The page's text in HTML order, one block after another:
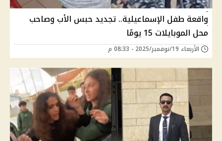
واقعة طفل الإسماعيلية.. تجديد حبس الأب وصاحب
محل الموبايلات 15 يومًا
الأربعاء 19/نوفمبر/2025 - 08:33 م